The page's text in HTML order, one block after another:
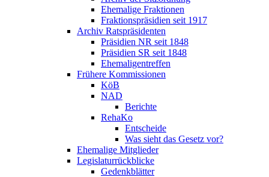
Ehemalige Fraktionen
Fraktionspräsidien seit 1917
Archiv Ratspräsidenten
Präsidien NR seit 1848
Präsidien SR seit 1848
Ehemaligentreffen
Frühere Kommissionen
KöB
NAD
Berichte
RehaKo
Entscheide
Was sieht das Gesetz vor?
Ehemalige Mitglieder
Legislaturrückblicke
Gedenkblätter